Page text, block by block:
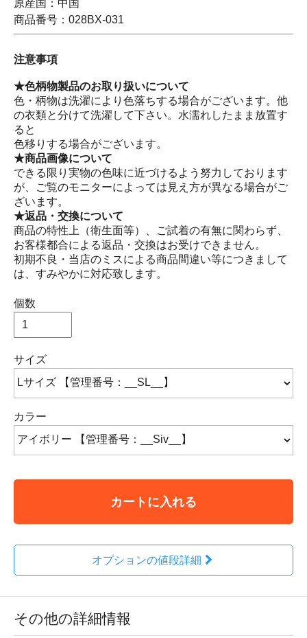
原産国：中国
商品番号：028BX-031
注意事項
★色柄物製品のお取り扱いについて
色・柄物は洗濯により色落ちする場合がございます。他
の衣類と分けて洗濯して下さい。水濡れしたまま放置す
ると
色移りする場合がございます。
★商品画像について
できる限り実物の色味に近づけるよう努力しております
が、ご覧のモニターによっては見え方が異なる場合がご
ざいます。
★返品・交換について
商品の特性上（衛生面等）、ご試着の有無に関わらず、
お客様都合による返品・交換はお受けできません。
初期不良・当店のミスによる商品間違い等につきまして
は、すみやかに対応致します。
個数
サイズ
カラー
カートに入れる
オプションの値段詳細
その他の詳細情報